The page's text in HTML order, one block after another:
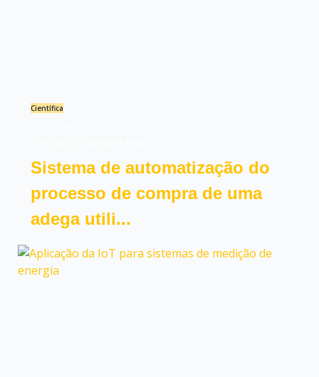
Científica
Sistema de automatização do
processo de compra de uma
adega utili...